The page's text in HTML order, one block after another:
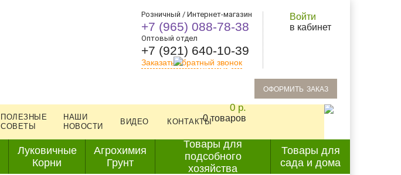
Розничный / Интернет-магазин
+7 (965) 088-78-38
Оптовый отдел
+7 (921) 640-10-39
Заказать обратный звонок
Войти
в кабинет
0 р.
0 товаров
oформить заказ
ПОЛЕЗНЫЕ
СОВЕТЫ
НАШИ
НОВОСТИ
ВИДЕО КОНТАКТЫ
Луковичные
Корни
Агрохимия
Грунт
Товары для
подсобного
хозяйства
Товары для
сада и дома